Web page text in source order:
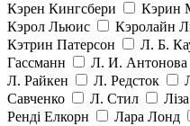
Кэрен Кингсбери
Кэрин
Кэрол Льюис
Кэролайн
Кэтрин Патерсон
Л. Б.
Гассманн
Л. И. Антонова
Л. Райкен
Л. Редсток
Савченко
Л. Стил
Ренді Елкорн
Лара Лонд